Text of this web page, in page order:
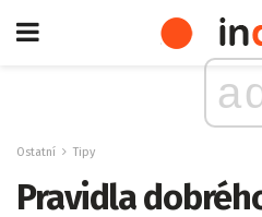
Ostatní Tipy
Pravidla